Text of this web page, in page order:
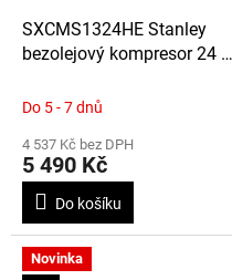
SXCMS1324HE Stanley
bezolejový kompresor 24 L
Do 5 - 7 dnů
4 537 Kč bez DPH
5 490 Kč
Do košíku
Novinka